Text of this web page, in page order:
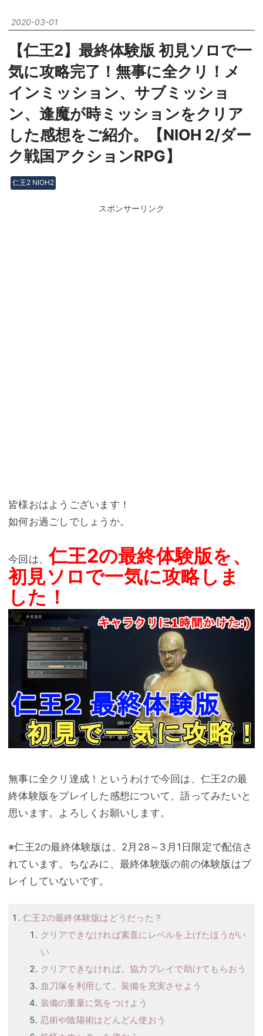
2020-03-01
【仁王2】最終体験版 初見ソロで一
気に攻略完了！無事に全クリ！メ
インミッション、サブミッショ
ン、逢魔が時ミッションをクリア
した感想をご紹介。【NIOH 2/ダー
ク戦国アクションRPG】
仁王2 NIOH2
スポンサーリンク
皆様おはようございます！
如何お過ごしでしょうか。
今回は、仁王2の最終体験版を、
初見ソロで一気に攻略しま
した！
無事に全クリ達成！というわけで今回は、仁王2の最
終体験版をプレイした感想について、語ってみたいと
思います。よろしくお願いします。
※仁王2の最終体験版は、2月28～3月1日限定で配信さ
れています。ちなみに、最終体験版の前の体験版はプ
レイしていないです。
仁王2の最終体験版はどうだった？
クリアできなければ素直にレベルを上げたほうがい
い
クリアできなければ、協力プレイで助けてもらおう
血刀塚を利用して、装備を充実させよう
装備の重量に気をつけよう
忍術や陰陽術はどんどん使おう